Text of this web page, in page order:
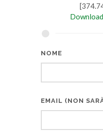
Download
NOME
EMAIL (NON